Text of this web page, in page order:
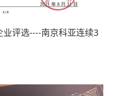
评选----南京科亚连续3